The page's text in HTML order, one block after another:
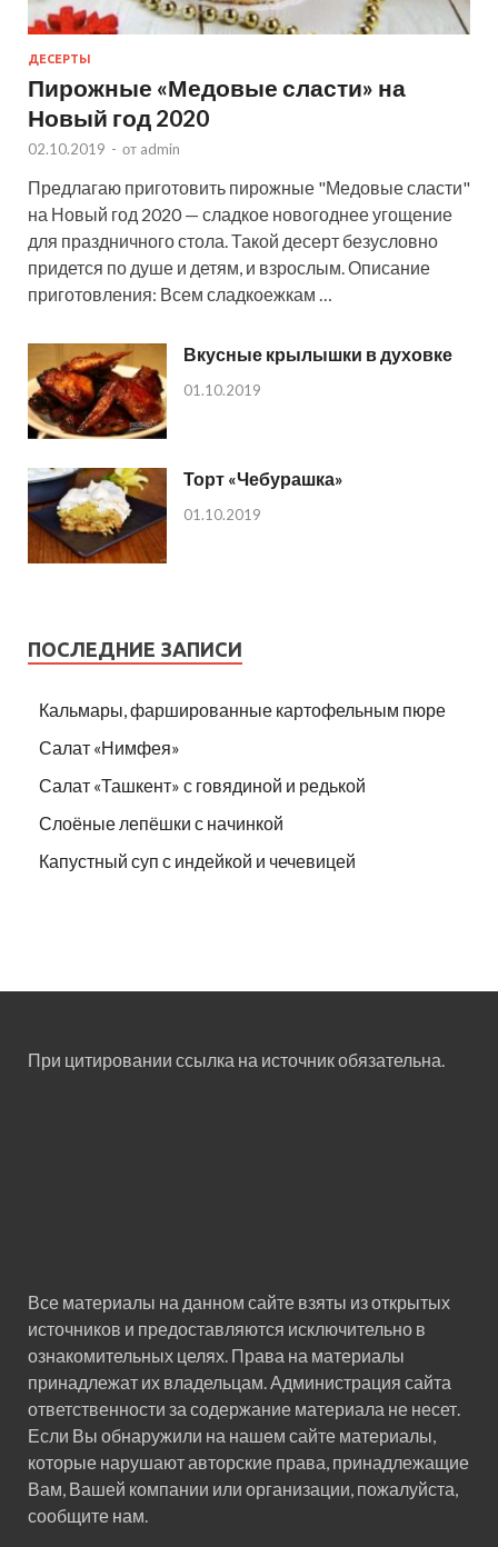
ДЕСЕРТЫ
Пирожные «Медовые сласти» на
Новый год 2020
02.10.2019 - от admin
Предлагаю приготовить пирожные "Медовые сласти"
на Новый год 2020 — сладкое новогоднее угощение
для праздничного стола. Такой десерт безусловно
придется по душе и детям, и взрослым. Описание
приготовления: Всем сладкоежкам …
Вкусные крылышки в духовке
01.10.2019
Торт «Чебурашка»
01.10.2019
ПОСЛЕДНИЕ ЗАПИСИ
Кальмары, фаршированные картофельным пюре
Салат «Нимфея»
Салат «Ташкент» с говядиной и редькой
Слоёные лепёшки с начинкой
Капустный суп с индейкой и чечевицей
При цитировании ссылка на источник обязательна.
Все материалы на данном сайте взяты из открытых
источников и предоставляются исключительно в
ознакомительных целях. Права на материалы
принадлежат их владельцам. Администрация сайта
ответственности за содержание материала не несет.
Если Вы обнаружили на нашем сайте материалы,
которые нарушают авторские права, принадлежащие
Вам, Вашей компании или организации, пожалуйста,
сообщите нам.